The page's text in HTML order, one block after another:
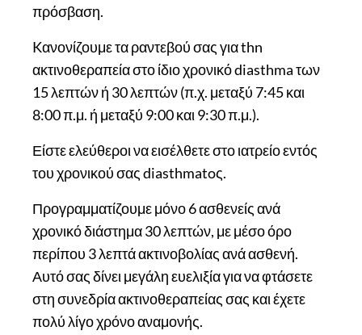
πρόσβαση.
Kανονίζουμε τα ραντεβού σας για thn
ακτινοθεραπεία στο ίδιο χρονικό diasthma των
15 λεπτών ή 30 λεπτών (π.χ. μεταξύ 7:45 και
8:00 π.μ. ή μεταξύ 9:00 και 9:30 π.μ.).
Είστε ελεύθεροι να εισέλθετε στο ιατρείο εντός
του χρονικού σας diasthmatoς.
Προγραμματίζουμε μόνο 6 ασθενείς ανά
χρονικό διάστημα 30 λεπτών, με μέσο όρο
περίπου 3 λεπτά ακτινοβολίας ανά ασθενή.
Αυτό σας δίνει μεγάλη ευελιξία για να φτάσετε
στη συνεδρία ακτινοθεραπείας σας και έχετε
πολύ λίγο χρόνο αναμονής.